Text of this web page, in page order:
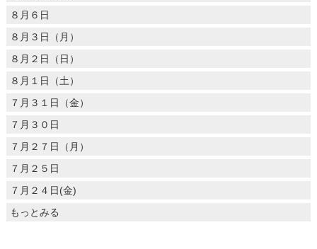
８月６日
８月３日（月）
８月２日（日）
８月１日（土）
７月３１日（金）
７月３０日
７月２７日（月）
７月２５日
７月２４日(金)
もっとみる